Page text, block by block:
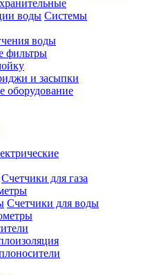
Системы
воды
фильтры
и засыпки
оборудование
Счетчики для газа
Счетчики для воды